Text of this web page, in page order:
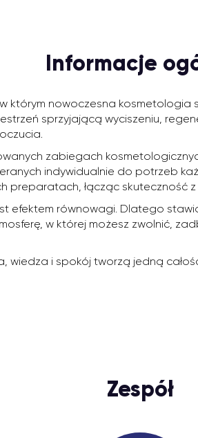
Informacje
którym nowoczesna kosmetologia
sprzyjającą wyciszeniu,
zabiegach
indywidualnie do potrzeb
preparatach, łącząc skuteczność
efektem równowagi. Dlatego
w której możesz zwolnić,
wiedza i spokój tworzą jedną
Zespół